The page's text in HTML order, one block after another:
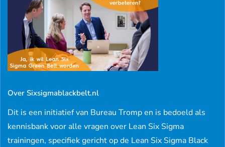
Over Sixsigmablackbelt.nl
Dit is een initiatief van Bureau Tromp en is bedoeld als
kennisbank voor alle vragen over Lean Six Sigma
trainingen, specifiek gericht op de Lean Six Sigma Black